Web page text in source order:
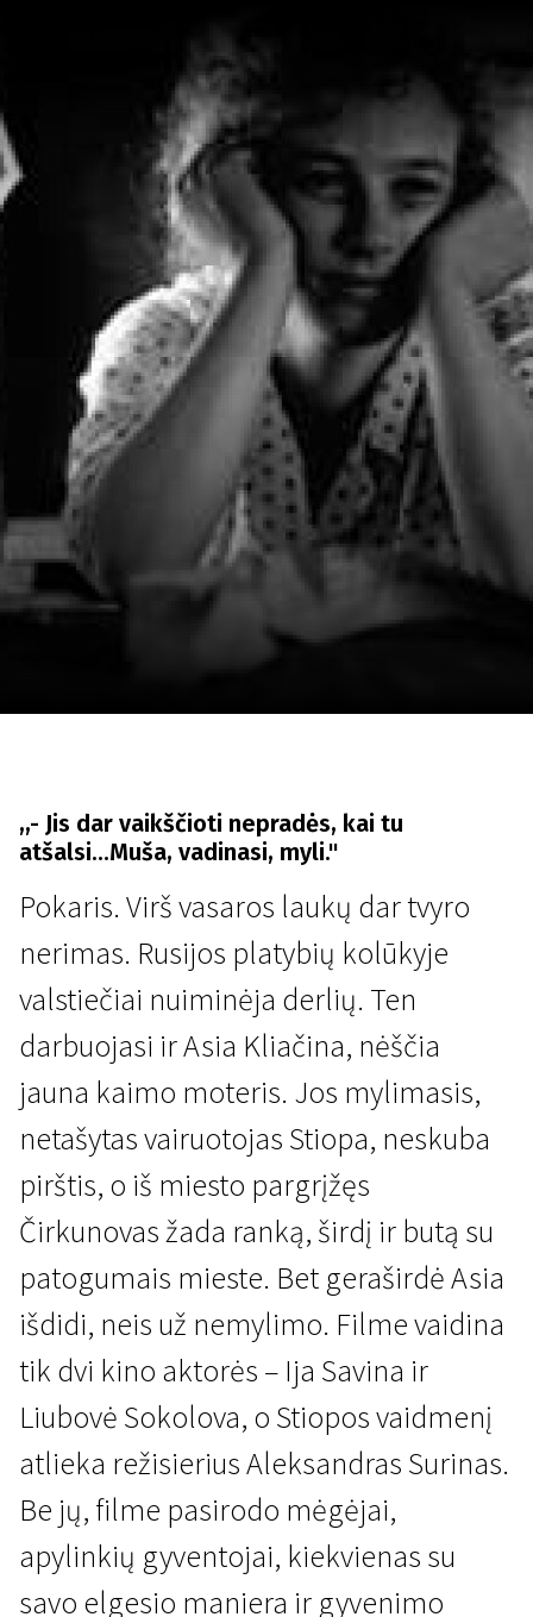
Scanoramos klasika. „Mosfilm“ legendos
Asios Kliačinos, kuri mylėjo,
bet neištekėjo, istorija
1 val. 33 min. | Drama | N/A
,,- Jis dar vaikščioti nepradės, kai tu
atšalsi...Muša, vadinasi, myli."
Pokaris. Virš vasaros laukų dar tvyro
nerimas. Rusijos platybių kolūkyje
valstiečiai nuiminėja derlių. Ten
darbuojasi ir Asia Kliačina, nėščia
jauna kaimo moteris. Jos mylimasis,
netašytas vairuotojas Stiopa, neskuba
pirštis, o iš miesto pargrįžęs
Čirkunovas žada ranką, širdį ir butą su
patogumais mieste. Bet geraširdė Asia
išdidi, neis už nemylimo. Filme vaidina
tik dvi kino aktorės – Ija Savina ir
Liubovė Sokolova, o Stiopos vaidmenį
atlieka režisierius Aleksandras Surinas.
Be jų, filme pasirodo mėgėjai,
apylinkių gyventojai, kiekvienas su
savo elgesio maniera ir gyvenimo